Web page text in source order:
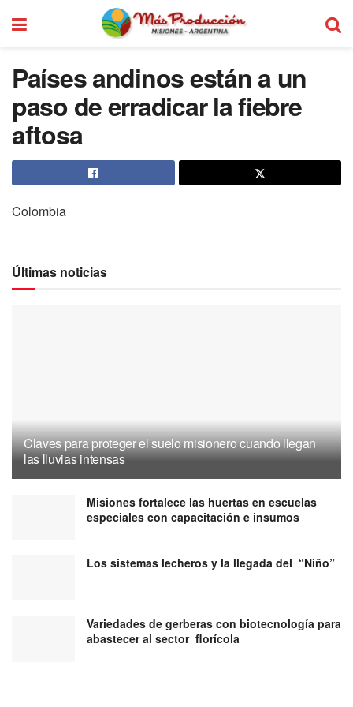
Países andinos están a un
paso de erradicar la fiebre
aftosa
Colombia
Últimas noticias
Claves para proteger el suelo misionero cuando llegan
las lluvias intensas
Misiones fortalece las huertas en escuelas
especiales con capacitación e insumos
Los sistemas lecheros y la llegada del “Niño”
Variedades de gerberas con biotecnología para
abastecer al sector florícola